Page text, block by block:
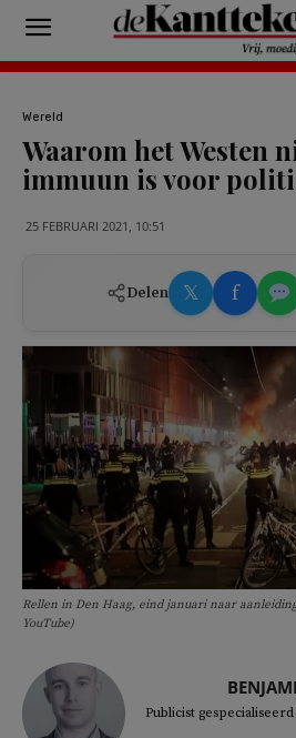
Wereld
Waarom het Westen
immuun is voor
25 FEBRUARI 2021, 10:51
Delen 𝕏 f
Rellen in Den Haag, eind januari naar
YouTube)
Publicist